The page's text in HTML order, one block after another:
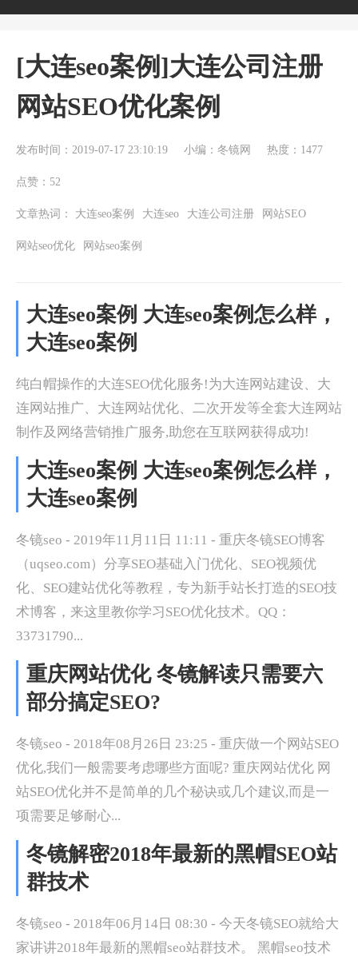
[大连seo案例]大连公司注册
网站SEO优化案例
发布时间：2019-07-17 23:10:19 小编：冬镜网 热度：1477
点赞：52
文章热词： 大连seo案例 大连seo 大连公司注册 网站SEO
网站seo优化 网站seo案例
大连seo案例 大连seo案例怎么样，
大连seo案例
纯白帽操作的大连SEO优化服务!为大连网站建设、大
连网站推广、大连网站优化、二次开发等全套大连网站
制作及网络营销推广服务,助您在互联网获得成功!
大连seo案例 大连seo案例怎么样，
大连seo案例
冬镜seo - 2019年11月11日 11:11 - 重庆冬镜SEO博客
（uqseo.com）分享SEO基础入门优化、SEO视频优
化、SEO建站优化等教程，专为新手站长打造的SEO技
术博客，来这里教你学习SEO优化技术。QQ：
33731790...
重庆网站优化 冬镜解读只需要六
部分搞定SEO?
冬镜seo - 2018年08月26日 23:25 - 重庆做一个网站SEO
优化,我们一般需要考虑哪些方面呢? 重庆网站优化 网
站SEO优化并不是简单的几个秘诀或几个建议,而是一
项需要足够耐心...
冬镜解密2018年最新的黑帽SEO站
群技术
冬镜seo - 2018年06月14日 08:30 - 今天冬镜SEO就给大
家讲讲2018年最新的黑帽seo站群技术。 黑帽seo技术